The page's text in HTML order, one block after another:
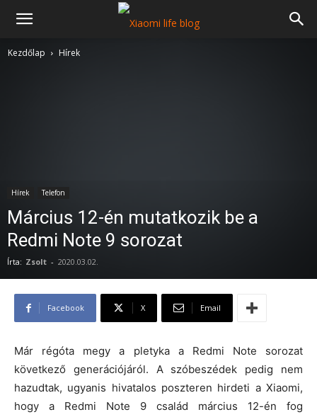
Kezdőlap Hírek
Hírek Telefon
Március 12-én mutatkozik be a
Redmi Note 9 sorozat
Írta: Zsolt - 2020.03.02.
Facebook X Email
Már régóta megy a pletyka a Redmi Note sorozat
következő generációjáról. A szóbeszédek pedig nem
hazudtak, ugyanis hivatalos poszteren hirdeti a Xiaomi,
hogy a Redmi Note 9 család március 12-én fog